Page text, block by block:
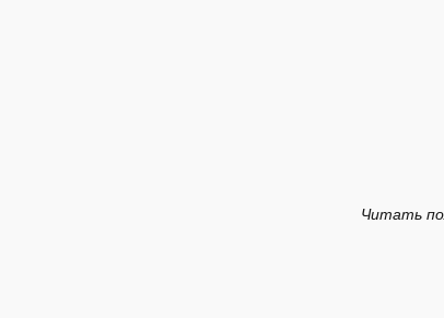
Читать